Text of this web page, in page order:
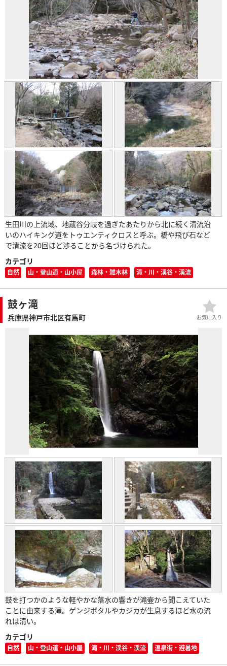
生田川の上流域、地蔵谷分岐を過ぎたあたりから北に続く清流沿
いのハイキング道をトゥエンティクロスと呼ぶ。橋や飛び石など
で清流を20回ほど渉ることから名づけられた。
カテゴリ
自然 山・登山道・山小屋 森林・雑木林 滝・川・渓谷・渓流
鼓ヶ滝
兵庫県神戸市北区有馬町
鼓を打つかのような軽やかな落水の響きが滝壷から聞こえていた
ことに由来する滝。ゲンジボタルやカジカが生息するほど水の流
れは清い。
カテゴリ
自然 山・登山道・山小屋 滝・川・渓谷・渓流 温泉街・避暑地
お気に入り